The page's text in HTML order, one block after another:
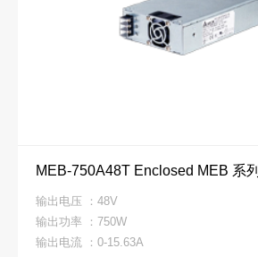
MEB-750A48T Enclosed MEB 系列
输出电压 ：48V
输出功率 ：750W
输出电流 ：0-15.63A